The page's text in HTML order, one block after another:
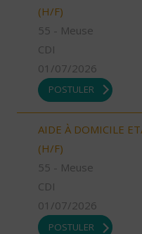
(H/F)
55 - Meuse
CDI
01/07/2026
POSTULER
AIDE À DOMICILE
(H/F)
55 - Meuse
CDI
01/07/2026
POSTULER